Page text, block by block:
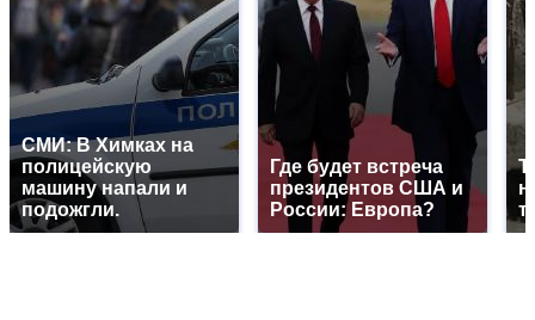
СМИ: В Химках на
полицейскую
машину напали и
подожгли.
Где будет встреча
президентов США и
России: Европа?